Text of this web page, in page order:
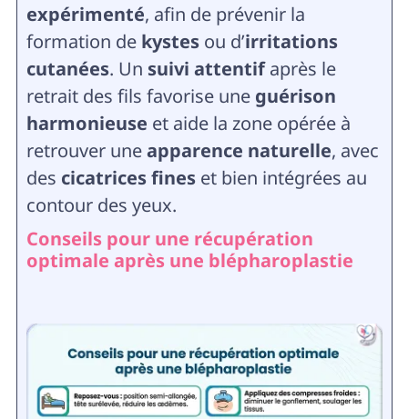
expérimenté, afin de prévenir la
formation de kystesou d’irritations
cutanées. Un suivi attentifaprès le
retrait des fils favorise une guérison
harmonieuse et aide la zone opérée à
retrouver uneapparence naturelle, avec
des cicatrices fineset bien intégrées au
contour des yeux.
Conseils pour une récupération
optimale après une blépharoplastie